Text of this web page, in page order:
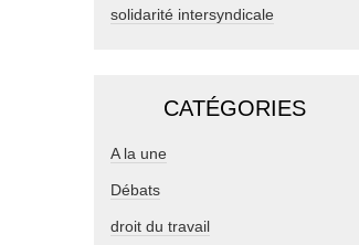
solidarité intersyndicale
CATÉGORIES
A la une
Débats
droit du travail